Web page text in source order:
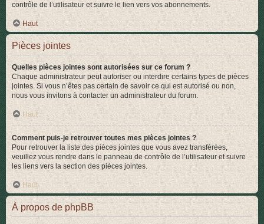
contrôle de l’utilisateur et suivre le lien vers vos abonnements.
Haut
Pièces jointes
Quelles pièces jointes sont autorisées sur ce forum ?
Chaque administrateur peut autoriser ou interdire certains types de pièces
jointes. Si vous n’êtes pas certain de savoir ce qui est autorisé ou non,
nous vous invitons à contacter un administrateur du forum.
Haut
Comment puis-je retrouver toutes mes pièces jointes ?
Pour retrouver la liste des pièces jointes que vous avez transférées,
veuillez vous rendre dans le panneau de contrôle de l’utilisateur et suivre
les liens vers la section des pièces jointes.
Haut
À propos de phpBB